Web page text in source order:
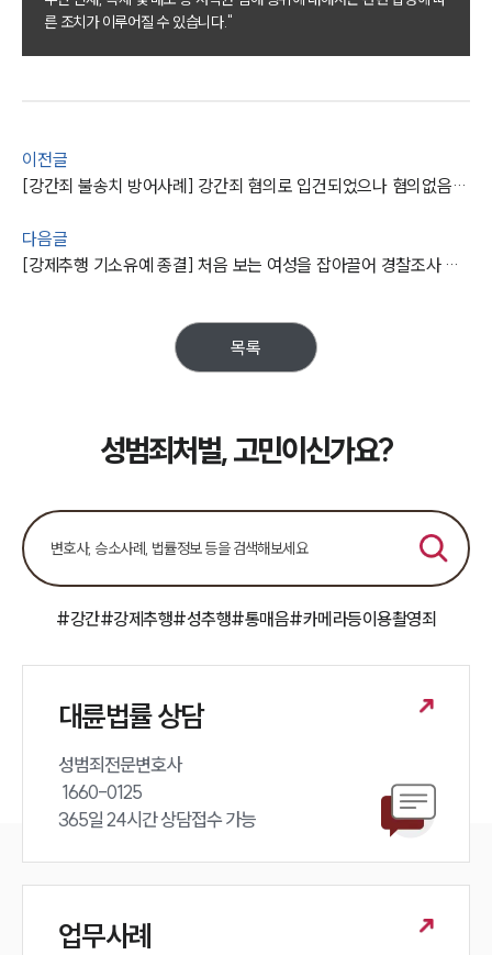
주요 업무사례
사례분석/최신동향
업무분야
전체
구성원 소개
성범죄전문변호사
소식/자료
법률 블로그
뉴스레터/브로슈어
세미나
대륜법률상담예약
른 조치가 이루어질 수 있습니다."
이전글
[강간죄 불송치 방어사례] 강간죄 혐의로 입건되었으나 혐의없음 불송치 결정 받아 냄
다음글
[강제추행 기소유예 종결] 처음 보는 여성을 잡아끌어 경찰조사 받았으나 기소유예 이끌어 냄
목록
성범죄처벌, 고민이신가요?
#강간#강제추행#성추행#통매음#카메라등이용촬영죄
대륜법률 상담
성범죄전문변호사
365일 24시간 상담접수 가능
업무사례